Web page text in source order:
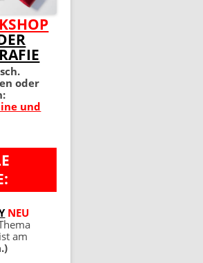
FOTO 2.
4.
oder
und
NEU
am